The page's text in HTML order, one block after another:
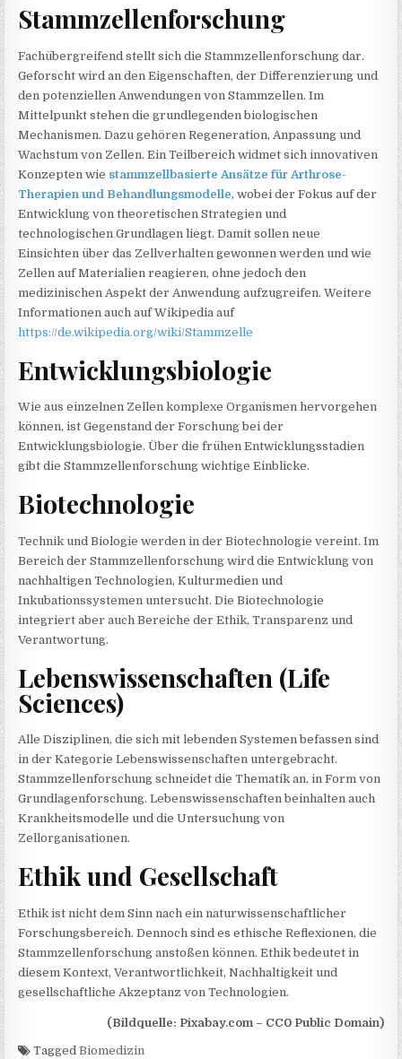
Stammzellenforschung
Fachübergreifend stellt sich die Stammzellenforschung dar.
Geforscht wird an den Eigenschaften, der Differenzierung und
den potenziellen Anwendungen von Stammzellen. Im
Mittelpunkt stehen die grundlegenden biologischen
Mechanismen. Dazu gehören Regeneration, Anpassung und
Wachstum von Zellen. Ein Teilbereich widmet sich innovativen
Konzepten wie stammzellbasierte Ansätze für Arthrose-
Therapien und Behandlungsmodelle, wobei der Fokus auf der
Entwicklung von theoretischen Strategien und
technologischen Grundlagen liegt. Damit sollen neue
Einsichten über das Zellverhalten gewonnen werden und wie
Zellen auf Materialien reagieren, ohne jedoch den
medizinischen Aspekt der Anwendung aufzugreifen. Weitere
Informationen auch auf Wikipedia auf
https://de.wikipedia.org/wiki/Stammzelle
Entwicklungsbiologie
Wie aus einzelnen Zellen komplexe Organismen hervorgehen
können, ist Gegenstand der Forschung bei der
Entwicklungsbiologie. Über die frühen Entwicklungsstadien
gibt die Stammzellenforschung wichtige Einblicke.
Biotechnologie
Technik und Biologie werden in der Biotechnologie vereint. Im
Bereich der Stammzellenforschung wird die Entwicklung von
nachhaltigen Technologien, Kulturmedien und
Inkubationssystemen untersucht. Die Biotechnologie
integriert aber auch Bereiche der Ethik, Transparenz und
Verantwortung.
Lebenswissenschaften (Life
Sciences)
Alle Disziplinen, die sich mit lebenden Systemen befassen sind
in der Kategorie Lebenswissenschaften untergebracht.
Stammzellenforschung schneidet die Thematik an, in Form von
Grundlagenforschung. Lebenswissenschaften beinhalten auch
Krankheitsmodelle und die Untersuchung von
Zellorganisationen.
Ethik und Gesellschaft
Ethik ist nicht dem Sinn nach ein naturwissenschaftlicher
Forschungsbereich. Dennoch sind es ethische Reflexionen, die
Stammzellenforschung anstoßen können. Ethik bedeutet in
diesem Kontext, Verantwortlichkeit, Nachhaltigkeit und
gesellschaftliche Akzeptanz von Technologien.
(Bildquelle: Pixabay.com – CC0 Public Domain)
TaggedBiomedizin